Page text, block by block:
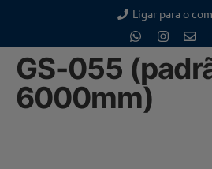
Ligar para o
GS-055
6000mm)